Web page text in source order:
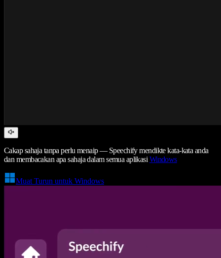
Cakap sahaja tanpa perlu menaip — Speechify mendikte kata-kata anda
dan membacakan apa sahaja dalam semua aplikasi Windows
Muat Turun untuk Windows